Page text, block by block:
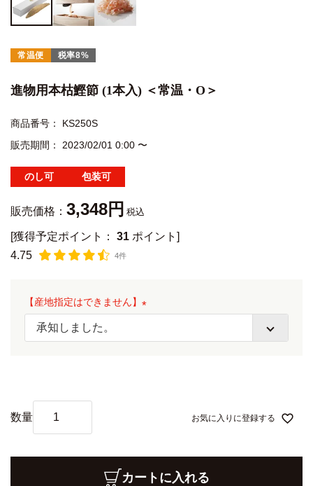
常温便 税率8%
進物用本枯鰹節 (1本入) ＜常温・O＞
商品番号
KS250S
販売期間
2023/02/01 0:00 〜
のし可 包装可
販売価格： 3,348 税込
[獲得予定ポイント： 31 ポイント]
4.75
4件
【産地指定はできません】
必
お気に入りに登録する
カートに入れる